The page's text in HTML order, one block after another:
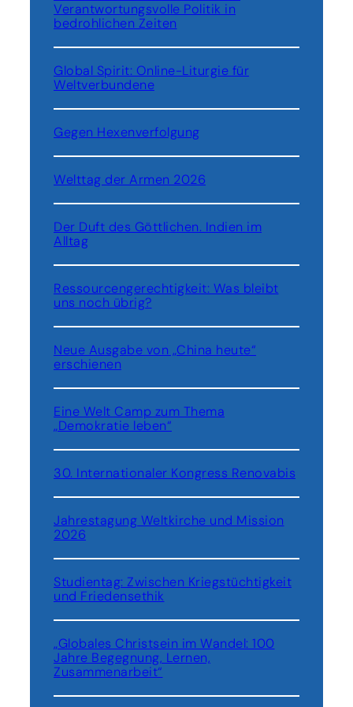
u
n
g
a
u
e
w
i
t
e
e
h
r
V
e
r
t
l
b
n
w
e
t
r
m
a
c
n
e
c
h
i
g
k
e
i
m
e
u
n
d
i
s
b
e
i
c
Verantwortungsvolle Politik in
bedrohlichen Zeiten
Global Spirit: Online-Liturgie für
Weltverbundene
Gegen Hexenverfolgung
Welttag der Armen 2026
Der Duft des Göttlichen. Indien im
Alltag
Ressourcengerechtigkeit: Was bleibt
uns noch übrig?
Neue Ausgabe von „China heute“
erschienen
Eine Welt Camp zum Thema
„Demokratie leben“
30. Internationaler Kongress Renovabis
Jahrestagung Weltkirche und Mission
2026
Studientag: Zwischen Kriegstüchtigkeit
und Friedensethik
„Globales Christsein im Wandel: 100
Jahre Begegnung, Lernen,
Zusammenarbeit“